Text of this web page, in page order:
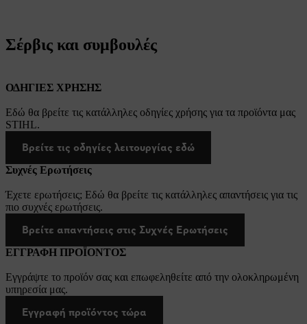
Σέρβις και συμβουλές
ΟΔΗΓΙΕΣ ΧΡΗΣΗΣ
Εδώ θα βρείτε τις κατάλληλες οδηγίες χρήσης για τα προϊόντα μας
STIHL.
Βρείτε τις οδηγίες λειτουργίας εδώ
Συχνές Ερωτήσεις
Έχετε ερωτήσεις; Εδώ θα βρείτε τις κατάλληλες απαντήσεις για τις
πιο συχνές ερωτήσεις.
Βρείτε απαντήσεις στις Συχνές Ερωτήσεις
ΕΓΓΡΑΦΗ ΠΡΟΪΟΝΤΟΣ
Εγγράψτε το προϊόν σας και επωφεληθείτε από την ολοκληρωμένη
υπηρεσία μας.
Εγγραφή προϊόντος τώρα